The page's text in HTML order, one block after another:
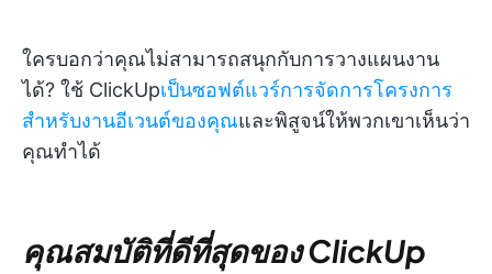
ใครบอกว่าคุณไม่สามารถสนุกกับการวางแผนงาน
ได้? ใช้ ClickUpเป็นซอฟต์แวร์การจัดการโครงการ
สำหรับงานอีเวนต์ของคุณและพิสูจน์ให้พวกเขาเห็นว่า
คุณทำได้
คุณสมบัติที่ดีที่สุดของ ClickUp